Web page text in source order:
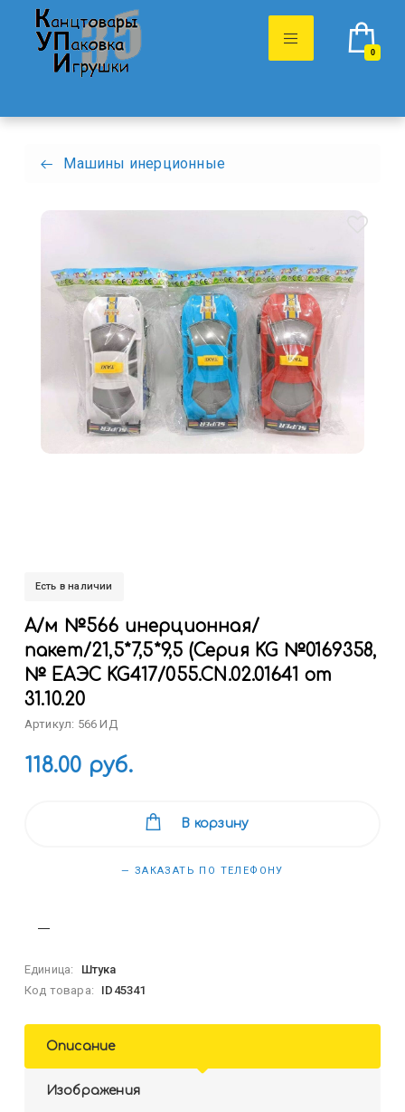
0
Машины инерционные
Есть в наличии
А/м №566 инерционная/
пакет/21,5*7,5*9,5 (Серия KG №0169358,
№ ЕАЭС KG417/055.CN.02.01641 от
31.10.20
Артикул: 566 ИД
118.00 руб.
В корзину
— ЗАКАЗАТЬ ПО ТЕЛЕФОНУ
Единица:
Штука
Код товара:
ID45341
Описание
Изображения